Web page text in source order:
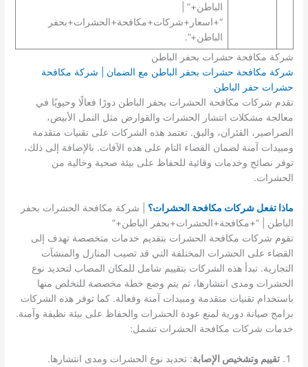
الباطن+” |
“+اسعار+شركات+مكافحة+الحشرات+بحفر
الباطن+”.
شركة مكافحة حشرات بحفر الباطن
شركة مكافحة حشرات بحفر الباطن مع الضمان | شركة مكافحة
حشرات حفر الباطن
تقدم شركات مكافحة الحشرات بحفر الباطن دورًا فعالًا وحيويًا في
معالجة مشكلات انتشار الحشرات والقوارض مثل النمل الأبيض،
الصراصير، الفئران، والبق. تعتمد هذه الشركات على تقنيات متقدمة
ومبيدات آمنة لضمان القضاء التام على هذه الآفات. بالإضافة إلى ذلك،
توفر نصائح وخدمات وقائية للحفاظ على بيئة صحية وخالية من
الحشرات.
ماذا تفعل شركات مكافحة الحشرات؟ | شركة مكافحة الحشرات بحفر
الباطن | “+مكافحة+الحشرات+بحفر الباطن+”
تقوم شركات مكافحة الحشرات بتقديم خدمات متخصصة تهدف إلى
القضاء على الحشرات المختلفة التي قد تصيب المنازل والمنشآت
التجارية. تبدأ هذه الشركات بتقييم شامل للمكان المصاب لتحديد نوع
الحشرات ومدى انتشارها، ثم يتم وضع خطة مخصصة للتخلص منها
باستخدام تقنيات متقدمة ومبيدات آمنة وفعالة. كما توفر هذه الشركات
برامج صيانة دورية لمنع عودة الحشرات والحفاظ على بيئة نظيفة وآمنة.
خدمات شركات مكافحة الحشرات تشمل:
تقييم وتشخيص الإصابة: تحديد نوع الحشرات ومدى انتشارها.